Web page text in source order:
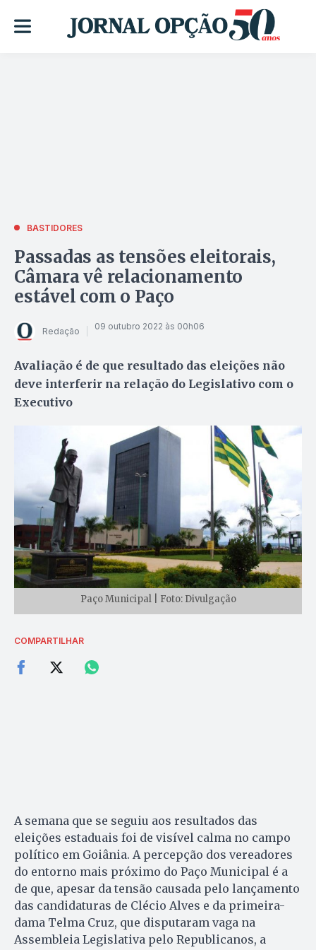
BASTIDORES
Passadas as tensões eleitorais,
Câmara vê relacionamento
estável com o Paço
Redação 09 outubro 2022 às 00h06
Avaliação é de que resultado das eleições não
deve interferir na relação do Legislativo com o
Executivo
Paço Municipal | Foto: Divulgação
COMPARTILHAR
A semana que se seguiu aos resultados das
eleições estaduais foi de visível calma no campo
político em Goiânia. A percepção dos vereadores
do entorno mais próximo do Paço Municipal é a
de que, apesar da tensão causada pelo lançamento
das candidaturas de Clécio Alves e da primeira-
dama Telma Cruz, que disputaram vaga na
Assembleia Legislativa pelo Republicanos, a